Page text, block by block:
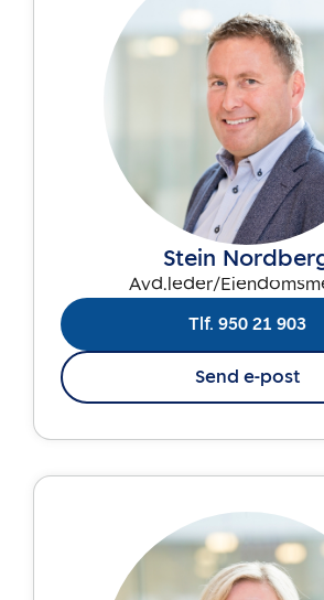
Stein
Avd.leder/
Tlf. 950 21 903
Send e-post